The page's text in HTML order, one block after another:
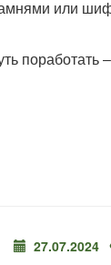
или
поработать –
27.07.2024